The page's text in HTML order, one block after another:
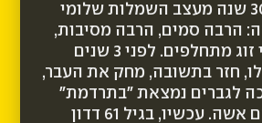
במשך יותר מ-30 שנה מעצב השמלות שלומי
הרבה סמים, הרבה מסיבות,
והרבה מאוד בני זוג מתחלפים. לפני 3 שנים
חזר בתשובה, מחק את העבר,
לגברים נמצאת "בתרדמת"
ופונה לזוגיות עם אשה. עכשיו, בגיל 61 דדון